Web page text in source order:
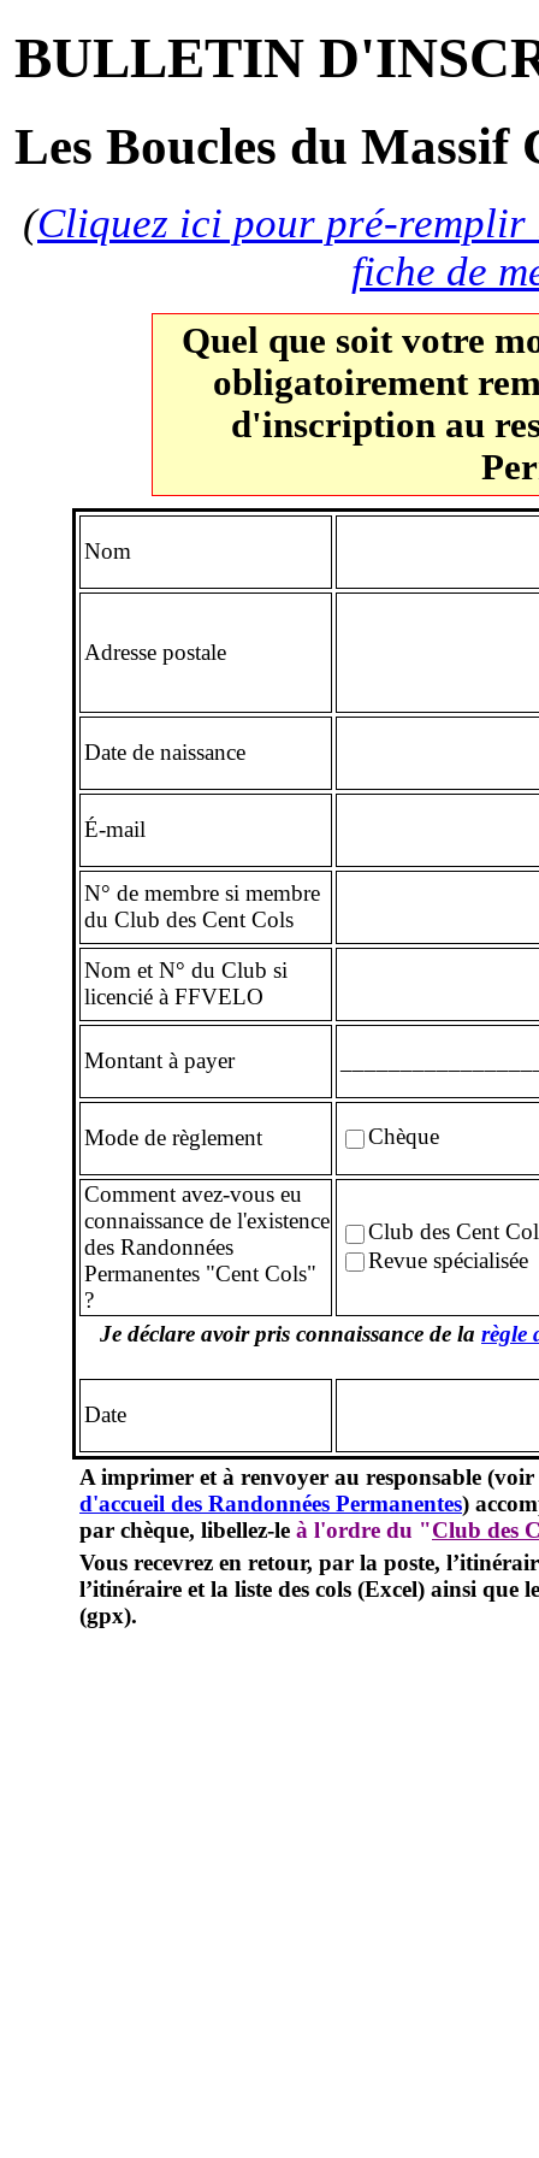
BULLETIN
Les Boucles du Massif
(Cliquez ici pour pré-remplir
fiche de
Quel que soit votre
obligatoirement
d'inscription au
Nom
Adresse postale
Date de naissance
É-mail
N° de membre si membre
du Club des Cent Cols
Nom et N° du Club si
licencié à FFVELO
Montant à payer
Mode de règlement Chèque
Comment avez-vous eu
connaissance de l'existence
des Randonnées
Permanentes "Cent Cols"
?
Club des Cent
Revue spécialisée
Je déclare avoir pris connaissance de la règle
Date
A imprimer et à renvoyer au responsable
d'accueil des Randonnées Permanentes)
par chèque, libellez-le à l'ordre du "Club des
Vous recevrez en retour, par la poste,
l’itinéraire et la liste des cols (Excel) ainsi que
(gpx).